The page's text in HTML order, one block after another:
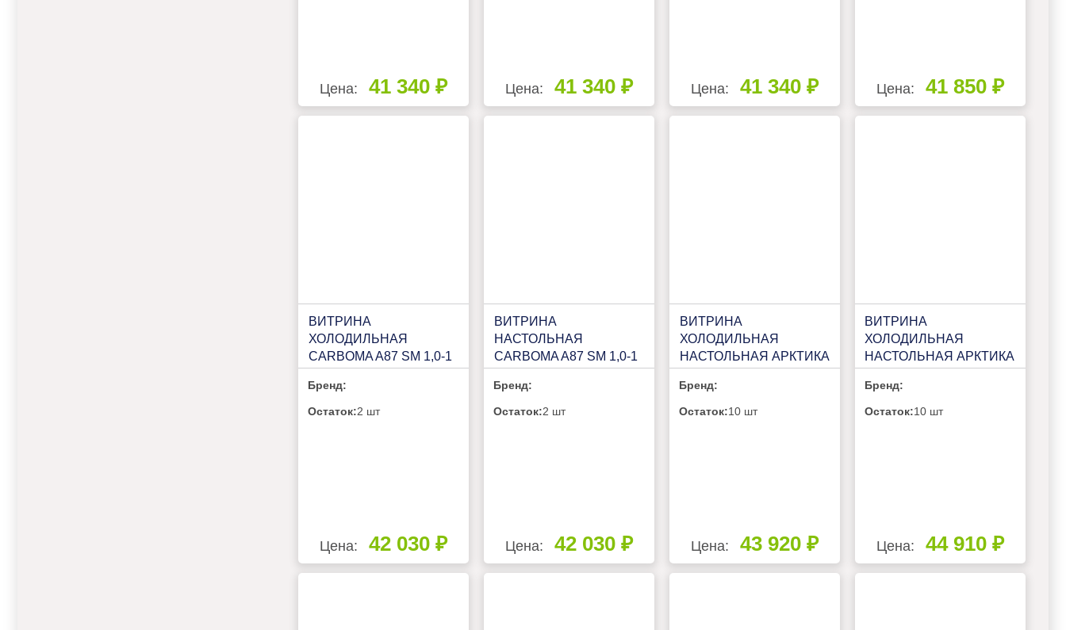
Цена: 41 340 ₽ Цена: 41 340 ₽ Цена: 41 340 ₽ Цена: 41 850 ₽
ВИТРИНА
ХОЛОДИЛЬНАЯ
CARBOMA A87 SM 1,0-1
(1801243P.1561)
Бренд:
Остаток:2 шт
Цена: 42 030 ₽
ВИТРИНА
НАСТОЛЬНАЯ
CARBOMA A87 SM 1,0-1
(1801243P.1564)
Бренд:
Остаток:2 шт
Цена: 42 030 ₽
ВИТРИНА
ХОЛОДИЛЬНАЯ
НАСТОЛЬНАЯ АРКТИКА
Бренд:
Остаток:10 шт
Цена: 43 920 ₽
ВИТРИНА
ХОЛОДИЛЬНАЯ
НАСТОЛЬНАЯ АРКТИКА
Бренд:
Остаток:10 шт
Цена: 44 910 ₽